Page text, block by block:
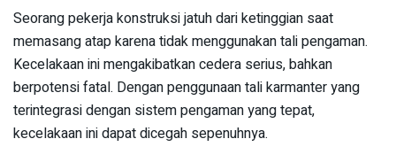
Seorang pekerja konstruksi jatuh dari ketinggian saat
memasang atap karena tidak menggunakan tali pengaman.
Kecelakaan ini mengakibatkan cedera serius, bahkan
berpotensi fatal. Dengan penggunaan tali karmanter yang
terintegrasi dengan sistem pengaman yang tepat,
kecelakaan ini dapat dicegah sepenuhnya.